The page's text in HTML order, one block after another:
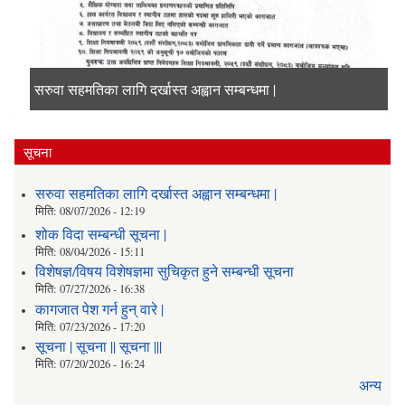
सरुवा सहमतिका लागि दर्खास्त अह्वान सम्बन्धमा |
शोक विदा सम्बन्धी सूचना |
विशेषज्ञ/विषय विशेषज्ञमा सुचिकृत हुने सम्बन्धी सूचना
कागजात पेश गर्न हुन् वारे |
सूचना
सरुवा सहमतिका लागि दर्खास्त अह्वान सम्बन्धमा |
मिति: 08/07/2026 - 12:19
शोक विदा सम्बन्धी सूचना |
मिति: 08/04/2026 - 15:11
विशेषज्ञ/विषय विशेषज्ञमा सुचिकृत हुने सम्बन्धी सूचना
मिति: 07/27/2026 - 16:38
कागजात पेश गर्न हुन् वारे |
मिति: 07/23/2026 - 17:20
सूचना | सूचना || सूचना |||
मिति: 07/20/2026 - 16:24
अन्य